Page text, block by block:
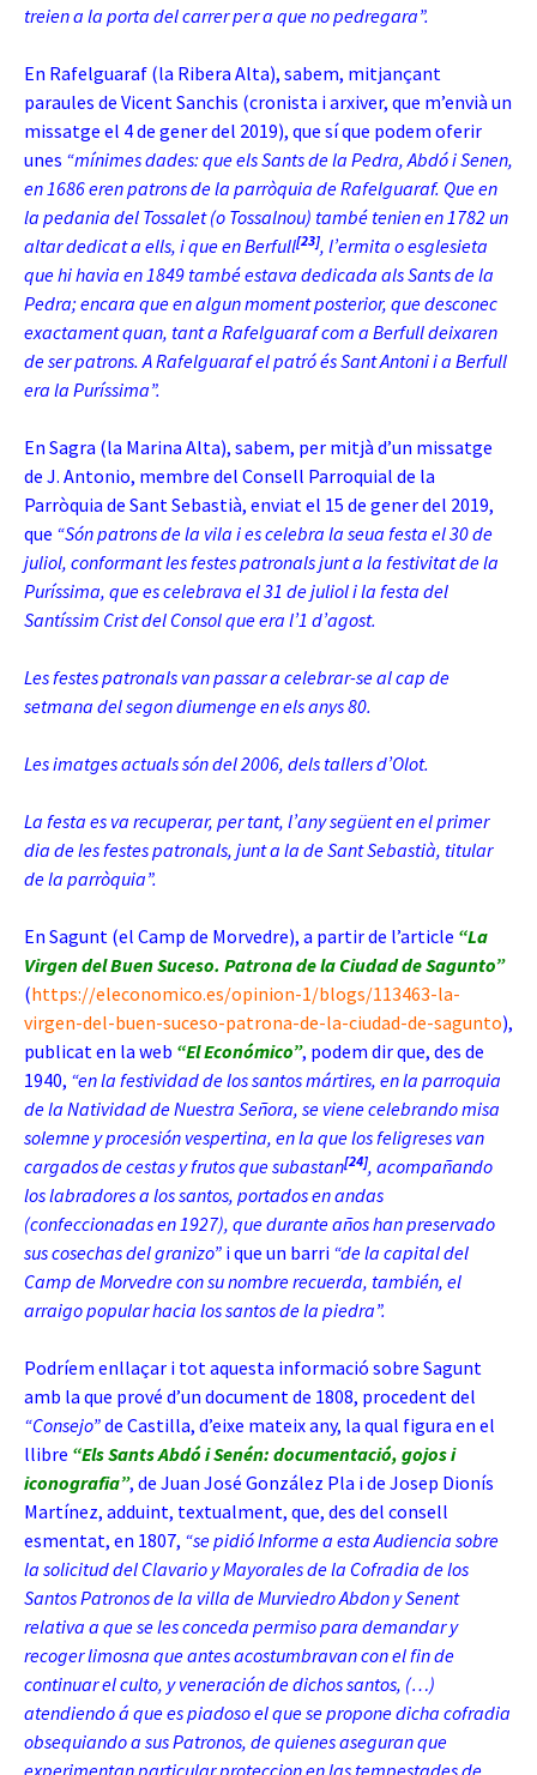
treien a la porta del carrer per a que no pedregara”.
En Rafelguaraf (la Ribera Alta), sabem, mitjançant
paraules de Vicent Sanchis (cronista i arxiver, que m’envià un
missatge el 4 de gener del 2019), que sí que podem oferir
unes “mínimes dades: que els Sants de la Pedra, Abdó i Senen,
en 1686 eren patrons de la parròquia de Rafelguaraf. Que en
la pedania del Tossalet (o Tossalnou) també tenien en 1782 un
altar dedicat a ells, i que en Berfull[23], l’ermita o esglesieta
que hi havia en 1849 també estava dedicada als Sants de la
Pedra; encara que en algun moment posterior, que desconec
exactament quan, tant a Rafelguaraf com a Berfull deixaren
de ser patrons. A Rafelguaraf el patró és Sant Antoni i a Berfull
era la Puríssima”.
En Sagra (la Marina Alta), sabem, per mitjà d’un missatge
de J. Antonio, membre del Consell Parroquial de la
Parròquia de Sant Sebastià, enviat el 15 de gener del 2019,
que “Són patrons de la vila i es celebra la seua festa el 30 de
juliol, conformant les festes patronals junt a la festivitat de la
Puríssima, que es celebrava el 31 de juliol i la festa del
Santíssim Crist del Consol que era l’1 d’agost.
Les festes patronals van passar a celebrar-se al cap de
setmana del segon diumenge en els anys 80.
Les imatges actuals són del 2006, dels tallers d’Olot.
La festa es va recuperar, per tant, l’any següent en el primer
dia de les festes patronals, junt a la de Sant Sebastià, titular
de la parròquia”.
En Sagunt (el Camp de Morvedre), a partir de l’article “La
Virgen del Buen Suceso. Patrona de la Ciudad de Sagunto”
(https://eleconomico.es/opinion-1/blogs/113463-la-
virgen-del-buen-suceso-patrona-de-la-ciudad-de-sagunto),
publicat en la web “El Económico”, podem dir que, des de
1940, “en la festividad de los santos mártires, en la parroquia
de la Natividad de Nuestra Señora, se viene celebrando misa
solemne y procesión vespertina, en la que los feligreses van
cargados de cestas y frutos que subastan[24], acompañando
los labradores a los santos, portados en andas
(confeccionadas en 1927), que durante años han preservado
sus cosechas del granizo” i que un barri “de la capital del
Camp de Morvedre con su nombre recuerda, también, el
arraigo popular hacia los santos de la piedra”.
Podríem enllaçar i tot aquesta informació sobre Sagunt
amb la que prové d’un document de 1808, procedent del
“Consejo”de Castilla, d’eixe mateix any, la qual figura en el
llibre “Els Sants Abdó i Senén: documentació, gojos i
iconografia”, de Juan José González Pla i de Josep Dionís
Martínez, adduint, textualment, que, des del consell
esmentat, en 1807, “se pidió Informe a esta Audiencia sobre
la solicitud del Clavario y Mayorales de la Cofradia de los
Santos Patronos de la villa de Murviedro Abdon y Senent
relativa a que se les conceda permiso para demandar y
recoger limosna que antes acostumbravan con el fin de
continuar el culto, y veneración de dichos santos, (…)
atendiendo á que es piadoso el que se propone dicha cofradia
obsequiando a sus Patronos, de quienes aseguran que
experimentan particular proteccion en las tempestades de